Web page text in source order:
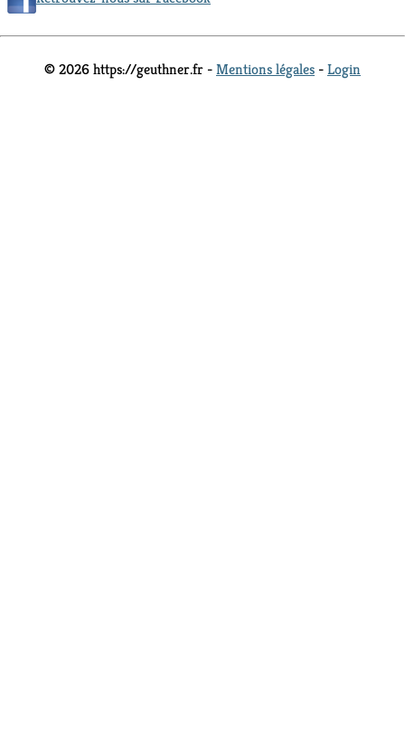
© 2026 https://geuthner.fr -Mentions légales -Login